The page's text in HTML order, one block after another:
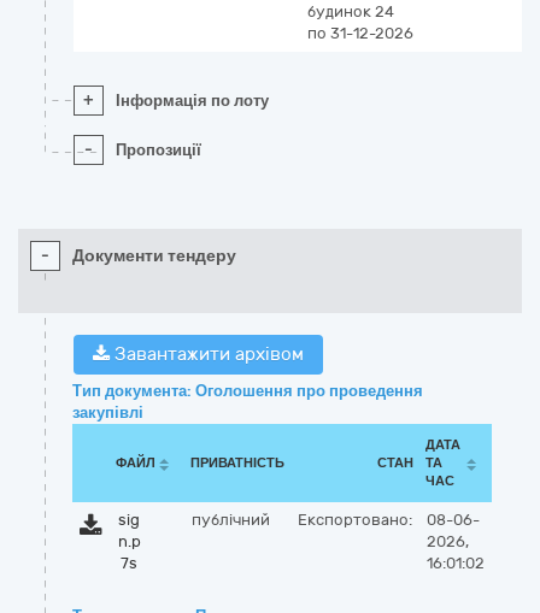
будинок 24
по 31-12-2026
+ Інформація по лоту
- Пропозиції
- Документи тендеру
Завантажити архівом
Тип документа: Оголошення про проведення
закупівлі
ФАЙЛ ПРИВАТНІСТЬ СТАН
ДАТА
ТА
ЧАС
sig
n.p
7s
публічний Експортовано:
08-06-
2026,
16:01:02